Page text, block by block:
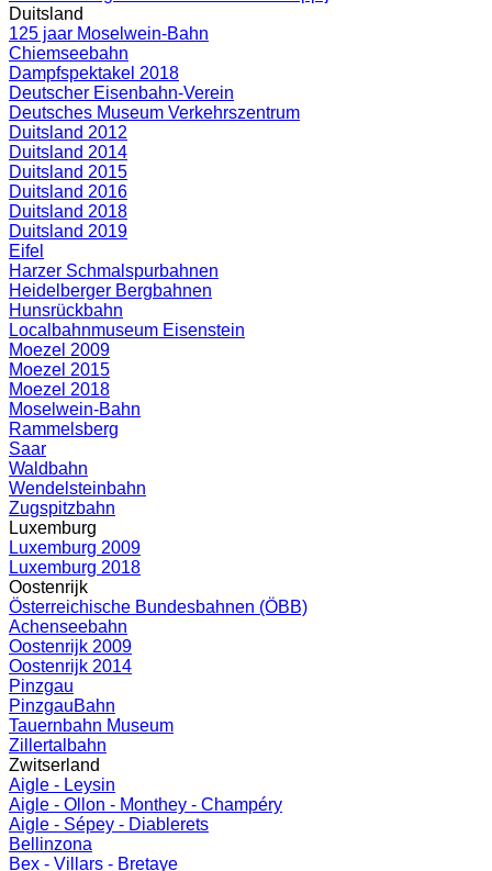
Duitsland
125 jaar Moselwein-Bahn
Chiemseebahn
Dampfspektakel 2018
Deutscher Eisenbahn-Verein
Deutsches Museum Verkehrszentrum
Duitsland 2012
Duitsland 2014
Duitsland 2015
Duitsland 2016
Duitsland 2018
Duitsland 2019
Eifel
Harzer Schmalspurbahnen
Heidelberger Bergbahnen
Hunsrückbahn
Localbahnmuseum Eisenstein
Moezel 2009
Moezel 2015
Moezel 2018
Moselwein-Bahn
Rammelsberg
Saar
Waldbahn
Wendelsteinbahn
Zugspitzbahn
Luxemburg
Luxemburg 2009
Luxemburg 2018
Oostenrijk
Österreichische Bundesbahnen (ÖBB)
Achenseebahn
Oostenrijk 2009
Oostenrijk 2014
Pinzgau
PinzgauBahn
Tauernbahn Museum
Zillertalbahn
Zwitserland
Aigle - Leysin
Aigle - Ollon - Monthey - Champéry
Aigle - Sépey - Diablerets
Bellinzona
Bex - Villars - Bretaye